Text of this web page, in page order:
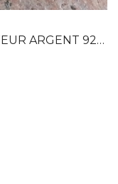
ARGENT 925...